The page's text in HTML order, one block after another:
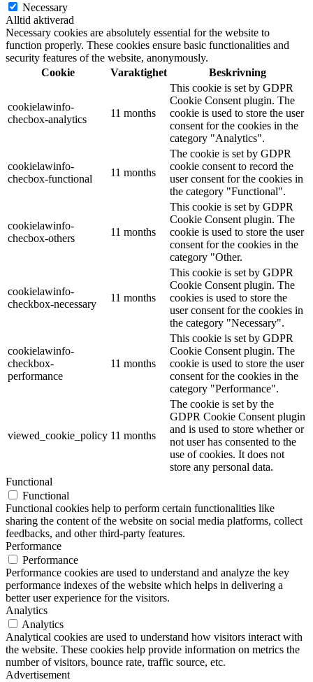
Necessary
Alltid aktiverad
Necessary cookies are absolutely essential for the website to
function properly. These cookies ensure basic functionalities and
security features of the website, anonymously.
Cookie
Varaktighet Beskrivning
cookielawinfo-
checbox-analytics
11 months
This cookie is set by GDPR
Cookie Consent plugin. The
cookie is used to store the user
consent for the cookies in the
category "Analytics".
cookielawinfo-
checbox-functional
11 months
The cookie is set by GDPR
cookie consent to record the
user consent for the cookies in
the category "Functional".
cookielawinfo-
checbox-others
11 months
This cookie is set by GDPR
Cookie Consent plugin. The
cookie is used to store the user
consent for the cookies in the
category "Other.
cookielawinfo-
checkbox-necessary
11 months
This cookie is set by GDPR
Cookie Consent plugin. The
cookies is used to store the
user consent for the cookies in
the category "Necessary".
cookielawinfo-
checkbox-
performance
11 months
This cookie is set by GDPR
Cookie Consent plugin. The
cookie is used to store the user
consent for the cookies in the
category "Performance".
viewed_cookie_policy 11 months
The cookie is set by the
GDPR Cookie Consent plugin
and is used to store whether or
not user has consented to the
use of cookies. It does not
store any personal data.
Functional
Functional
Functional cookies help to perform certain functionalities like
sharing the content of the website on social media platforms, collect
feedbacks, and other third-party features.
Performance
Performance
Performance cookies are used to understand and analyze the key
performance indexes of the website which helps in delivering a
better user experience for the visitors.
Analytics
Analytics
Analytical cookies are used to understand how visitors interact with
the website. These cookies help provide information on metrics the
number of visitors, bounce rate, traffic source, etc.
Advertisement